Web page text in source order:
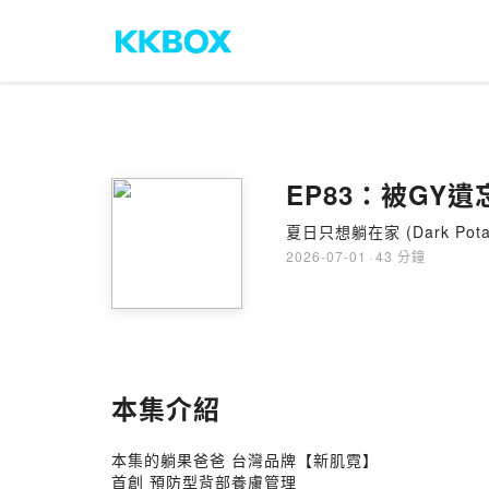
EP83：被GY遺
夏日只想躺在家 (Dark
2026-07-01 · 43 分鐘
本集介紹
本集的躺果爸爸 台灣品牌【新肌霓】
首創 預防型背部養膚管理